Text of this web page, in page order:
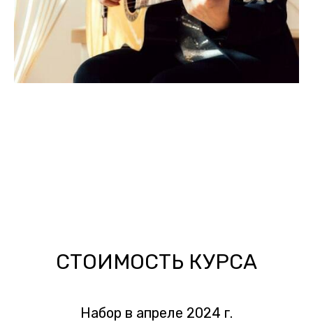
СТОИМОСТЬ КУРСА
Набор в апреле 2024 г.